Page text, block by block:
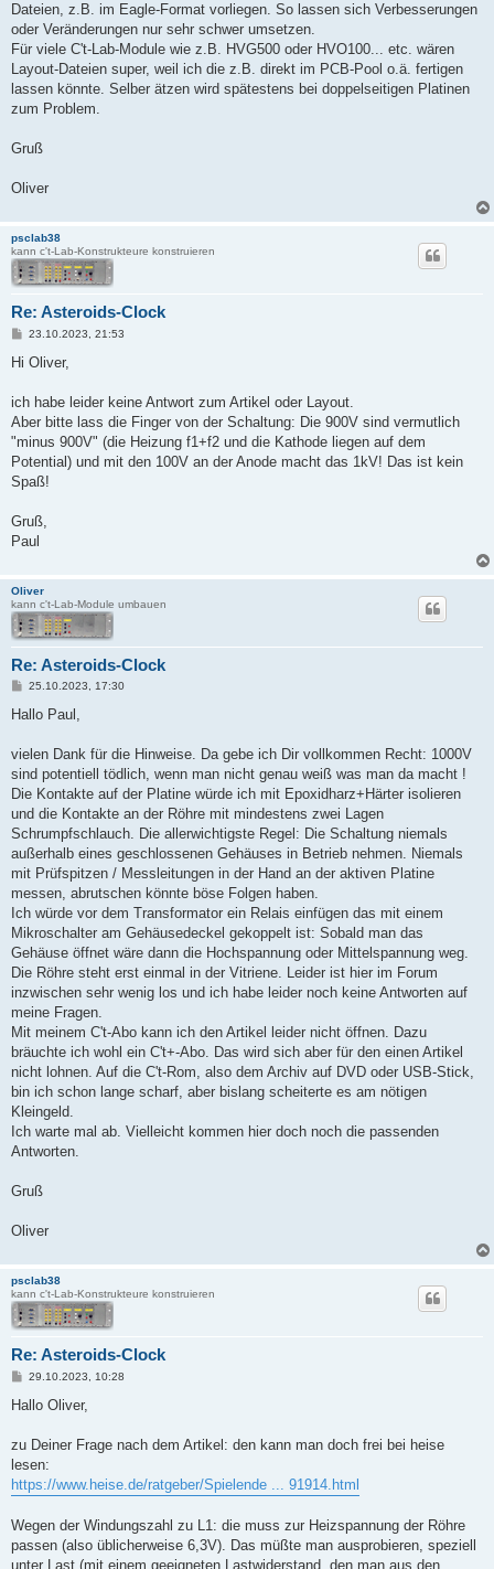
Dateien, z.B. im Eagle-Format vorliegen. So lassen sich Verbesserungen
oder Veränderungen nur sehr schwer umsetzen.
Für viele C't-Lab-Module wie z.B. HVG500 oder HVO100... etc. wären
Layout-Dateien super, weil ich die z.B. direkt im PCB-Pool o.ä. fertigen
lassen könnte. Selber ätzen wird spätestens bei doppelseitigen Platinen
zum Problem.
Gruß
Oliver
psclab38
kann c't-Lab-Konstrukteure konstruieren
Re: Asteroids-Clock
B
a
23.10.2023, 21:53
Hi Oliver,
ich habe leider keine Antwort zum Artikel oder Layout.
Aber bitte lass die Finger von der Schaltung: Die 900V sind vermutlich
"minus 900V" (die Heizung f1+f2 und die Kathode liegen auf dem
Potential) und mit den 100V an der Anode macht das 1kV! Das ist kein
Spaß!
Gruß,
Paul
Oliver
kann c't-Lab-Module umbauen
Re: Asteroids-Clock
B
i
a
25.10.2023, 17:30
Hallo Paul,
vielen Dank für die Hinweise. Da gebe ich Dir vollkommen Recht: 1000V
sind potentiell tödlich, wenn man nicht genau weiß was man da macht !
Die Kontakte auf der Platine würde ich mit Epoxidharz+Härter isolieren
und die Kontakte an der Röhre mit mindestens zwei Lagen
Schrumpfschlauch. Die allerwichtigste Regel: Die Schaltung niemals
außerhalb eines geschlossenen Gehäuses in Betrieb nehmen. Niemals
mit Prüfspitzen / Messleitungen in der Hand an der aktiven Platine
messen, abrutschen könnte böse Folgen haben.
Ich würde vor dem Transformator ein Relais einfügen das mit einem
Mikroschalter am Gehäusedeckel gekoppelt ist: Sobald man das
Gehäuse öffnet wäre dann die Hochspannung oder Mittelspannung weg.
Die Röhre steht erst einmal in der Vitriene. Leider ist hier im Forum
inzwischen sehr wenig los und ich habe leider noch keine Antworten auf
meine Fragen.
Mit meinem C't-Abo kann ich den Artikel leider nicht öffnen. Dazu
bräuchte ich wohl ein C't+-Abo. Das wird sich aber für den einen Artikel
nicht lohnen. Auf die C't-Rom, also dem Archiv auf DVD oder USB-Stick,
bin ich schon lange scharf, aber bislang scheiterte es am nötigen
Kleingeld.
Ich warte mal ab. Vielleicht kommen hier doch noch die passenden
Antworten.
Gruß
Oliver
psclab38
kann c't-Lab-Konstrukteure konstruieren
Re: Asteroids-Clock
B
i
a
29.10.2023, 10:28
Hallo Oliver,
zu Deiner Frage nach dem Artikel: den kann man doch frei bei heise
lesen:
https://www.heise.de/ratgeber/Spielende ... 91914.html
Wegen der Windungszahl zu L1: die muss zur Heizspannung der Röhre
passen (also üblicherweise 6,3V). Das müßte man ausprobieren, speziell
unter Last (mit einem geeigneten Lastwiderstand, den man aus den